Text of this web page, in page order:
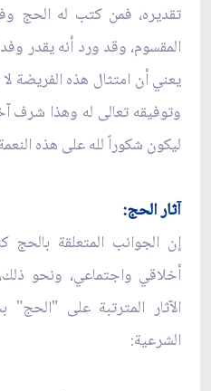
تقديره، فمن كتب له الحج
المقسوم، وقد ورد أنه يقدر
يعني أن امتثال هذه الفريضة
وتوفيقه تعالى له وهذا شرف
ليكون شكوراً لله على هذه
آثار الحج:
إن الجوانب المتعلقة
أخلاقي واجتماعي، ونحو
الآثار المترتبة على
الشرعية: